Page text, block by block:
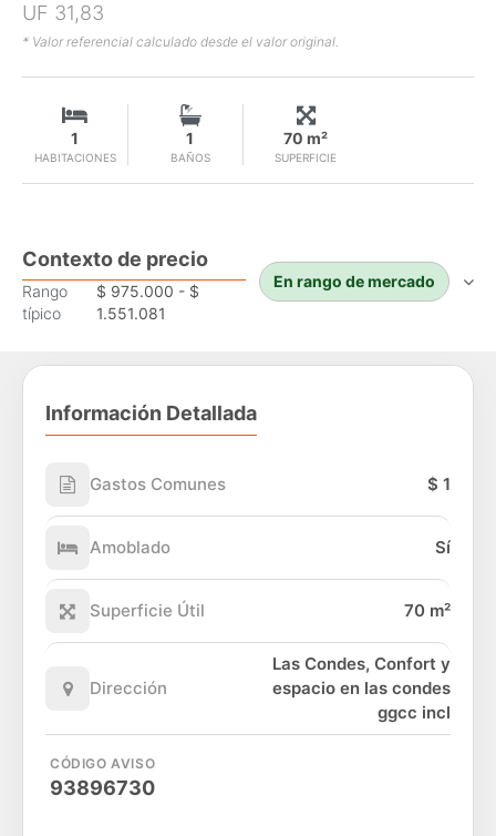
UF 31,83
* Valor referencial calculado desde el valor original.
HABITACIONES
1
BAÑOS
1
SUPERFICIE
70 m²
Contexto de precio
Rango
típico
$ 975.000 - $
1.551.081
En rango de mercado
Información Detallada
Gastos Comunes $ 1
Amoblado Sí
Superficie Útil 70 m²
Dirección
Las Condes, Confort y
espacio en las condes
ggcc incl
CÓDIGO AVISO
93896730